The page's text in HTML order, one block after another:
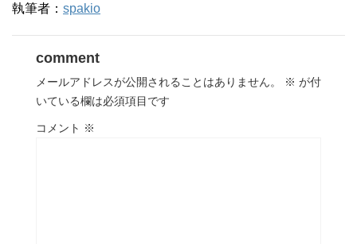
執筆者： spakio
comment
メールアドレスが公開されることはありません。 ※ が付
いている欄は必須項目です
コメント ※